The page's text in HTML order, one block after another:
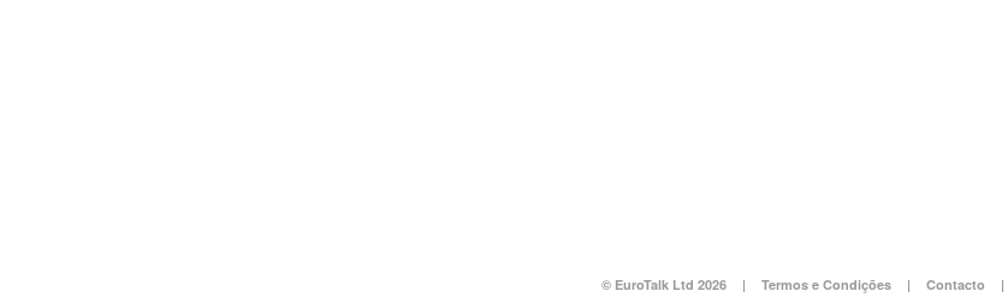
© EuroTalk Ltd 2026 | Termos e Condições | Contacto |